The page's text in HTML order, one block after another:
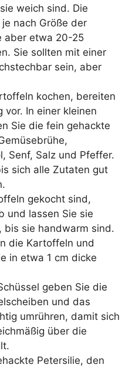
weich sind. Die
nach Größe der
aber etwa 20-25
Sie sollten mit einer
sein, aber
kochen, bereiten
vor. In einer kleinen
Sie die fein gehackte
Senf, Salz und Pfeffer.
sich alle Zutaten gut
gekocht sind,
und lassen Sie sie
bis sie handwarm sind.
die Kartoffeln und
in etwa 1 cm dicke
geben Sie die
und das
umrühren, damit sich
über die
Petersilie, den